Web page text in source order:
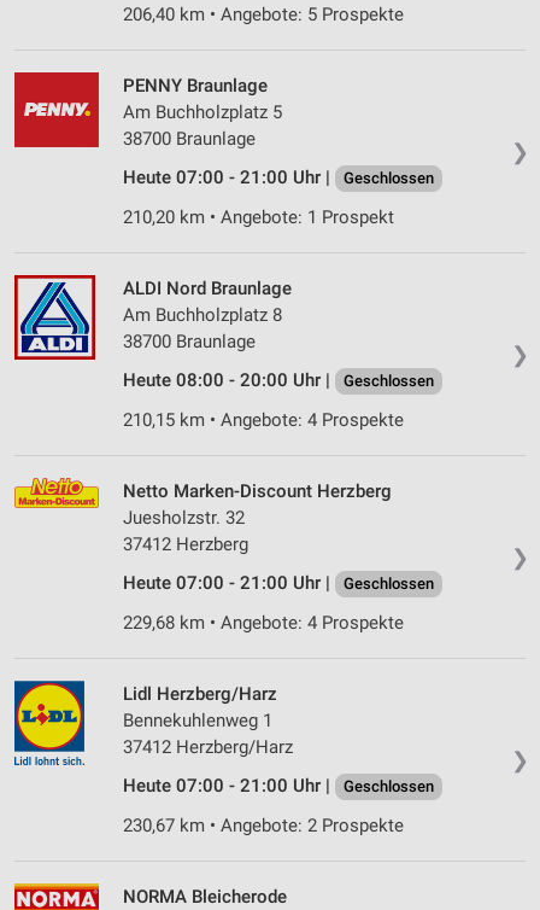
206,40 km • Angebote: 5 Prospekte
❯
PENNY Braunlage
Am Buchholzplatz 5
38700 Braunlage
Heute 07:00 - 21:00 Uhr |
Geschlossen
210,20 km • Angebote: 1 Prospekt
❯
ALDI Nord Braunlage
Am Buchholzplatz 8
38700 Braunlage
Heute 08:00 - 20:00 Uhr |
Geschlossen
210,15 km • Angebote: 4 Prospekte
❯
Netto Marken-Discount Herzberg
Juesholzstr. 32
37412 Herzberg
Heute 07:00 - 21:00 Uhr |
Geschlossen
229,68 km • Angebote: 4 Prospekte
❯
Lidl Herzberg/Harz
Bennekuhlenweg 1
37412 Herzberg/Harz
Heute 07:00 - 21:00 Uhr |
Geschlossen
230,67 km • Angebote: 2 Prospekte
NORMA Bleicherode